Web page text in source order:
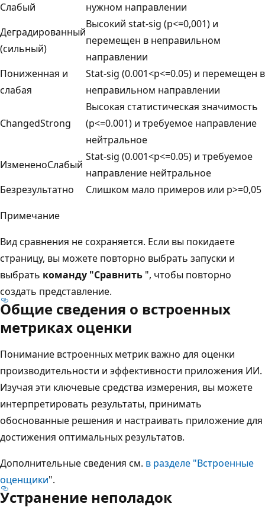
Слабый
нужном направлении
Деградированный
(сильный)
Высокий stat-sig (p<=0,001) и
перемещен в неправильном
направлении
Пониженная и
слабая
Stat-sig (0.001<p<=0.05) и перемещен в
неправильном направлении
ChangedStrong
Высокая статистическая значимость
(p<=0.001) и требуемое направление
нейтральное
ИзмененоСлабый
Stat-sig (0.001<p<=0.05) и требуемое
направление нейтральное
Безрезультатно
Слишком мало примеров или p>=0,05
Примечание
Вид сравнения не сохраняется. Если вы покидаете
страницу, вы можете повторно выбрать запуски и
выбрать команду "Сравнить ", чтобы повторно
создать представление.
Общие сведения о встроенных
метриках оценки
Понимание встроенных метрик важно для оценки
производительности и эффективности приложения ИИ.
Изучая эти ключевые средства измерения, вы можете
интерпретировать результаты, принимать
обоснованные решения и настраивать приложение для
достижения оптимальных результатов.
Дополнительные сведения см. в разделе "Встроенные
оценщики".
Устранение неполадок